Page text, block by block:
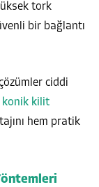
tork
bir bağlantı
ciddi
konik kilit
hem pratik